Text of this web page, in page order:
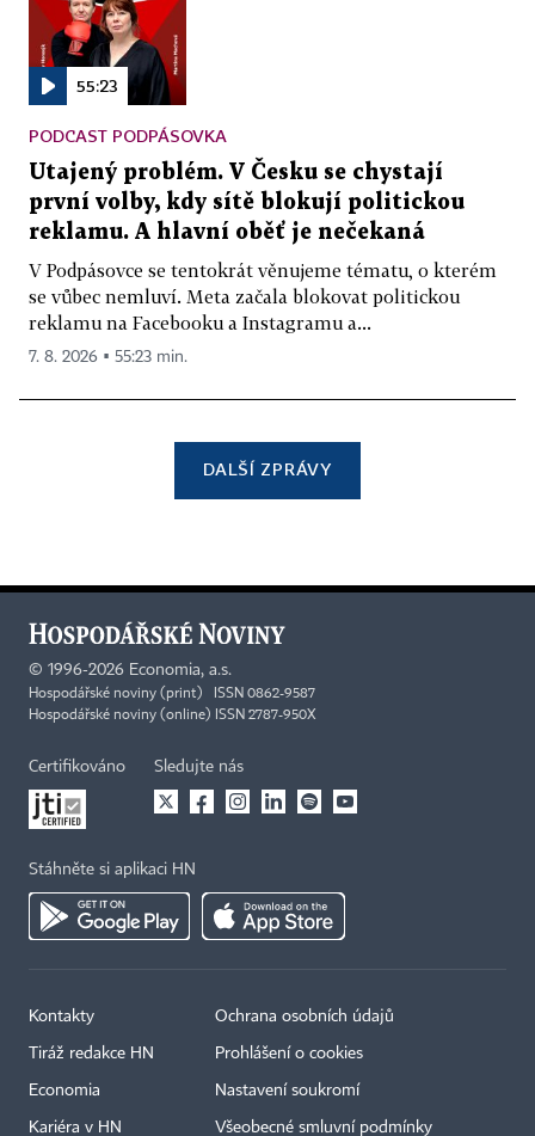
55:23
PODCAST PODPÁSOVKA
Utajený problém. V Česku se chystají
první volby, kdy sítě blokují politickou
reklamu. A hlavní oběť je nečekaná
V Podpásovce se tentokrát věnujeme tématu, o kterém
se vůbec nemluví. Meta začala blokovat politickou
reklamu na Facebooku a Instagramu a...
7. 8. 2026 ▪ 55:23 min.
DALŠÍ ZPRÁVY
© 1996-2026 Economia, a.s.
Hospodářské noviny (print) ISSN 0862-9587
Hospodářské noviny (online) ISSN 2787-950X
Certifikováno Sledujte nás
Stáhněte si aplikaci HN
Kontakty
Tiráž redakce HN
Economia
Kariéra v HN
Ochrana osobních údajů
Prohlášení o cookies
Nastavení soukromí
Všeobecné smluvní podmínky